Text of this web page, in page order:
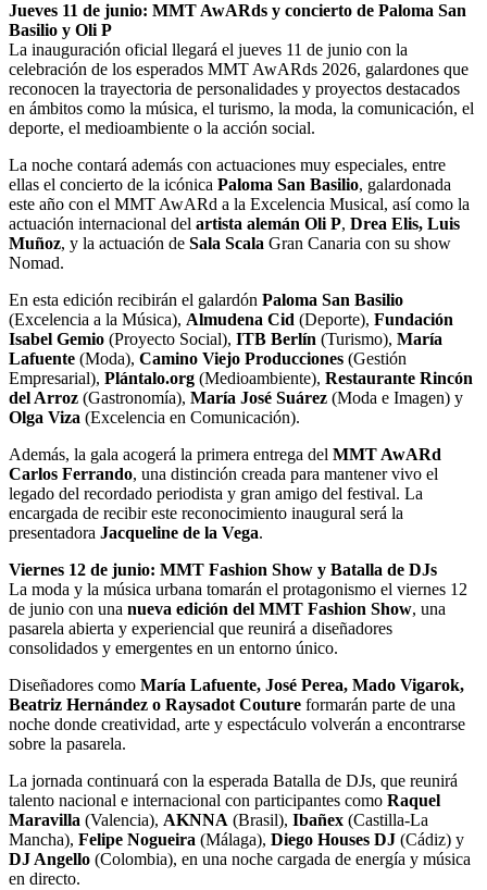
Jueves 11 de junio: MMT AwARds y concierto de Paloma San
Basilio y Oli P
La inauguración oficial llegará el jueves 11 de junio con la
celebración de los esperados MMT AwARds 2026, galardones que
reconocen la trayectoria de personalidades y proyectos destacados
en ámbitos como la música, el turismo, la moda, la comunicación, el
deporte, el medioambiente o la acción social.
La noche contará además con actuaciones muy especiales, entre
ellas el concierto de la icónica Paloma San Basilio, galardonada
este año con el MMT AwARd a la Excelencia Musical, así como la
actuación internacional del artista alemán Oli P, Drea Elis, Luis
Muñoz, y la actuación de Sala Scala Gran Canaria con su show
Nomad.
En esta edición recibirán el galardón Paloma San Basilio
(Excelencia a la Música), Almudena Cid (Deporte), Fundación
Isabel Gemio (Proyecto Social), ITB Berlín (Turismo), María
Lafuente (Moda), Camino Viejo Producciones (Gestión
Empresarial), Plántalo.org (Medioambiente), Restaurante Rincón
del Arroz (Gastronomía), María José Suárez (Moda e Imagen) y
Olga Viza (Excelencia en Comunicación).
Además, la gala acogerá la primera entrega del MMT AwARd
Carlos Ferrando, una distinción creada para mantener vivo el
legado del recordado periodista y gran amigo del festival. La
encargada de recibir este reconocimiento inaugural será la
presentadora Jacqueline de la Vega.
Viernes 12 de junio: MMT Fashion Show y Batalla de DJs
La moda y la música urbana tomarán el protagonismo el viernes 12
de junio con una nueva edición del MMT Fashion Show, una
pasarela abierta y experiencial que reunirá a diseñadores
consolidados y emergentes en un entorno único.
Diseñadores como María Lafuente, José Perea, Mado Vigarok,
Beatriz Hernández o Raysadot Couture formarán parte de una
noche donde creatividad, arte y espectáculo volverán a encontrarse
sobre la pasarela.
La jornada continuará con la esperada Batalla de DJs, que reunirá
talento nacional e internacional con participantes como Raquel
Maravilla (Valencia), AKNNA (Brasil), Ibañex (Castilla-La
Mancha), Felipe Nogueira (Málaga), Diego Houses DJ (Cádiz) y
DJ Angello (Colombia), en una noche cargada de energía y música
en directo.